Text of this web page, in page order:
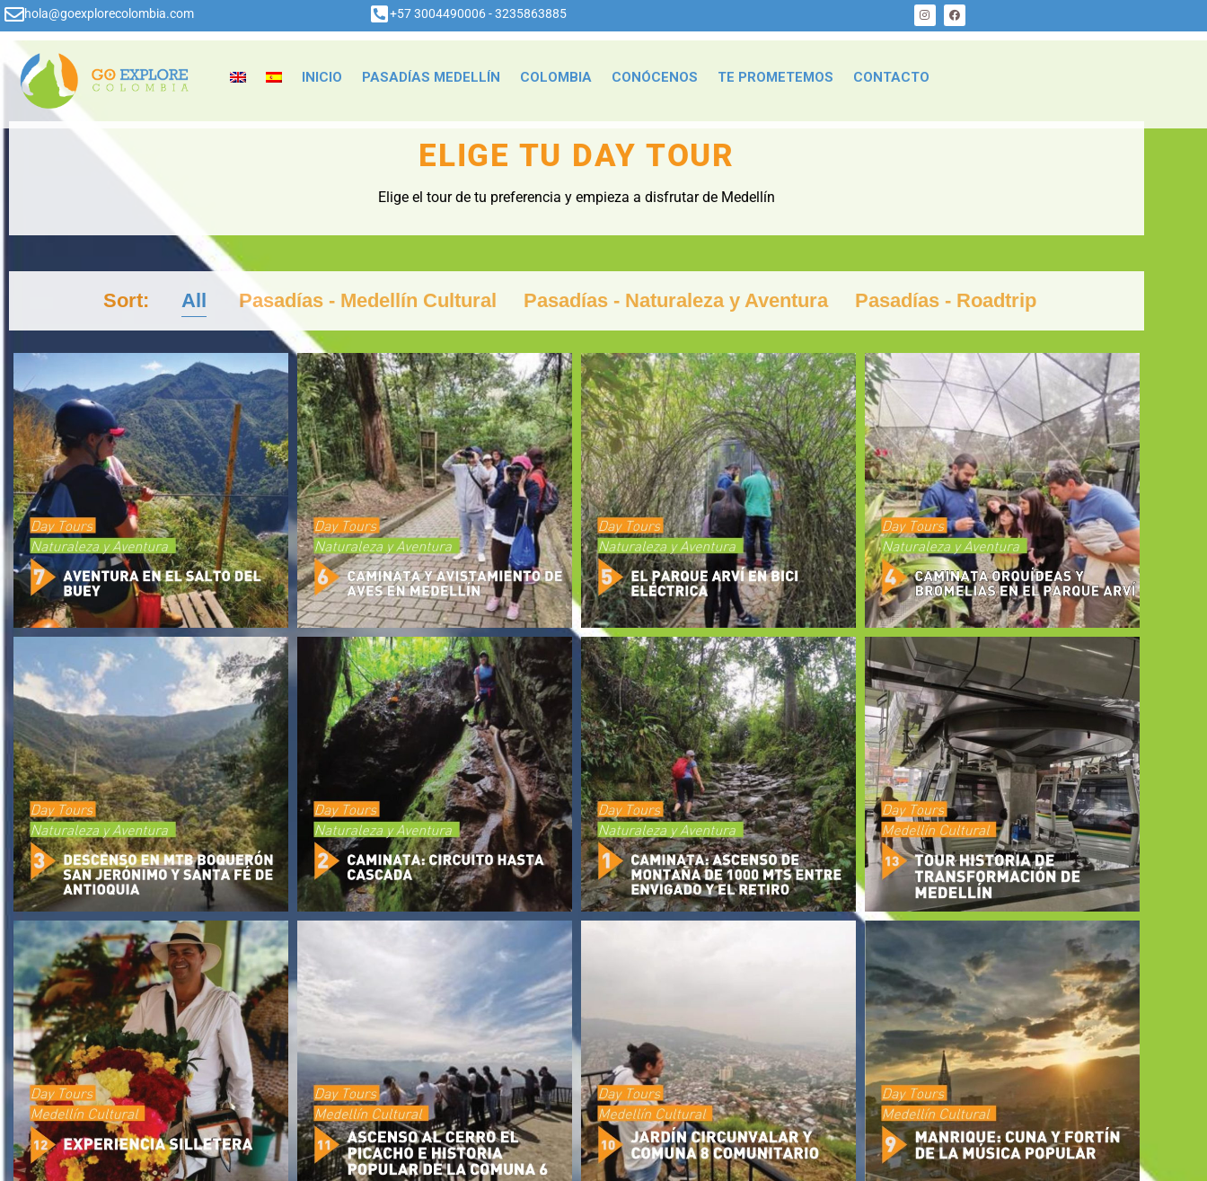
hola@goexplorecolombia.com +57 3004490006 - 3235863885
INICIO PASADÍAS MEDELLÍN COLOMBIA CONÓCENOS TE PROMETEMOS CONTACTO
ELIGE TU DAY TOUR
Elige el tour de tu preferencia y empieza a disfrutar de Medellín
Sort: All Pasadías - Medellín Cultural Pasadías - Naturaleza y Aventura Pasadías - Roadtrip